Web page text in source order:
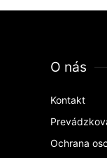
O nás
Kontakt
Ochrana